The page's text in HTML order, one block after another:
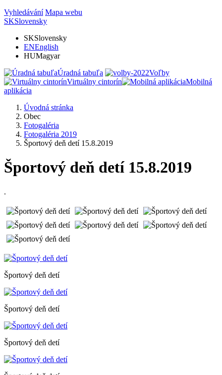
Vyhledávání Mapa webu
SKSlovensky
SKSlovensky
ENEnglish
HUMagyar
Úradná tabuľa
Voľby
Virtuálny cintorín
Mobilná
aplikácia
Úvodná stránka
Obec
Fotogaléria
Fotogaléria 2019
Športový deň detí 15.8.2019
Športový deň detí 15.8.2019
.
Športový deň detí
Športový deň detí
Športový deň detí